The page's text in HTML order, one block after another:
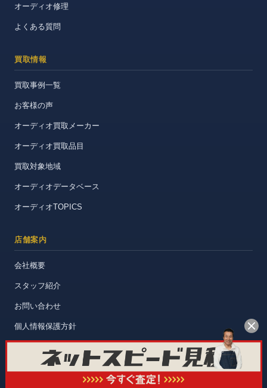
オーディオ修理
よくある質問
買取情報
買取事例一覧
お客様の声
オーディオ買取メーカー
オーディオ買取品目
買取対象地域
オーディオデータベース
オーディオTOPICS
店舗案内
会社概要
スタッフ紹介
お問い合わせ
個人情報保護方針
日本全国対応・買取成立時は送料無料